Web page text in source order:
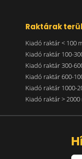
Raktárak
Kiadó raktár < 100
Kiadó raktár 100-
Kiadó raktár 300-
Kiadó raktár 600-
Kiadó raktár 1000-
Kiadó raktár > 2000